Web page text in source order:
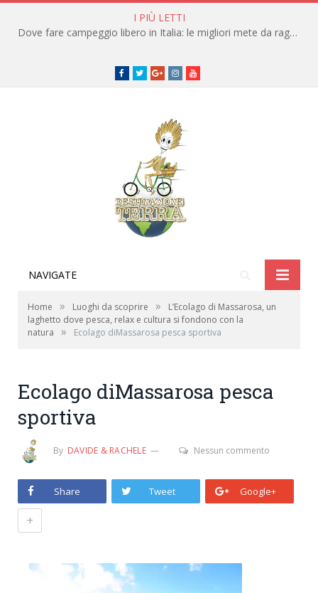
I PIÙ LETTI
Dove fare campeggio libero in Italia: le migliori mete da raggiungere in traghetto
Facebook
TwitterGoogle+instagramyoutube
NAVIGATE
Home » Luoghi da scoprire »
L’Ecolago di Massarosa, un
laghetto dove pesca, relax e cultura si fondono con la
natura
» Ecolago diMassarosa pesca sportiva
Ecolago diMassarosa pesca
sportiva
By DAVIDE & RACHELE Nessun commento
Share Tweet Google+
+